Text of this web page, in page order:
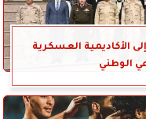
الأكاديمية العسكرية
الوطني